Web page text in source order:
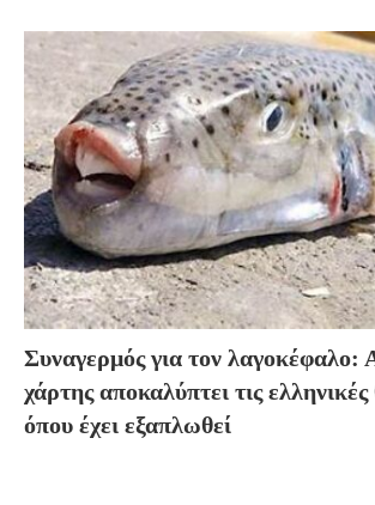
Συναγερμός για τον λαγοκέφαλο:
χάρτης αποκαλύπτει τις
όπου έχει εξαπλωθεί